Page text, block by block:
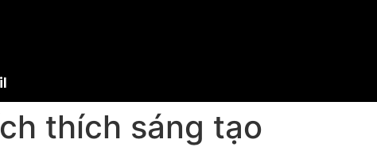
thích sáng tạo